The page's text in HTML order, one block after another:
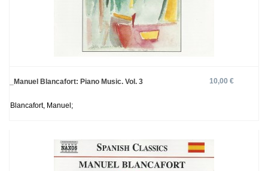
_Manuel Blancafort: Piano Music. Vol. 3 10,00 €
Blancafort, Manuel;